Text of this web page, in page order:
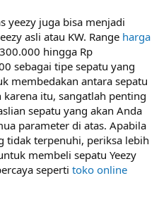
yeezy juga bisa menjadi
asli atau KW. Range harga
hingga Rp
sebagai tipe sepatu yang
membedakan antara sepatu
karena itu, sangatlah penting
sepatu yang akan Anda
parameter di atas. Apabila
tidak terpenuhi, periksa lebih
membeli sepatu Yeezy
seperti toko online